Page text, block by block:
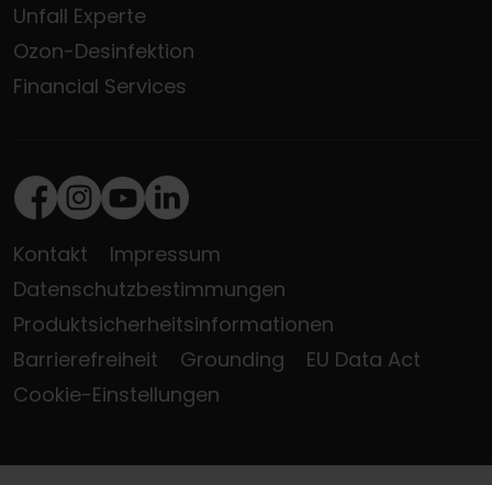
Unfall Experte
Ozon-Desinfektion
Financial Services
Facebook
Instagram
Youtube
LinkedIn
Kontakt
Impressum
Datenschutzbestimmungen
Produktsicherheitsinformationen
Barrierefreiheit
Grounding
EU Data Act
Cookie-Einstellungen